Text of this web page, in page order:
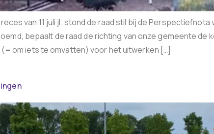
van 11 juli jl. stond de raad stil bij de Perspectiefnota
bepaalt de raad de richting van onze gemeente de
om iets te omvatten) voor het uitwerken […]